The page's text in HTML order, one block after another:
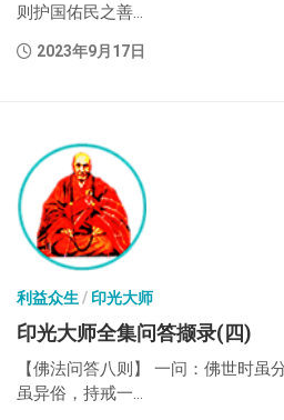
则护国佑民之善...
2023年9月17日
利益众生 / 印光大师
印光大师全集问答撷录(四)
【佛法问答八则】 一问：佛世时虽
虽异俗，持戒一...